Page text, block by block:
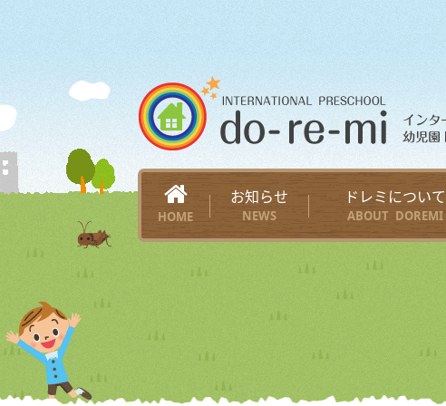
HOME
お知らせ
NEWS
ドレミについて
ABOUT DOREMI